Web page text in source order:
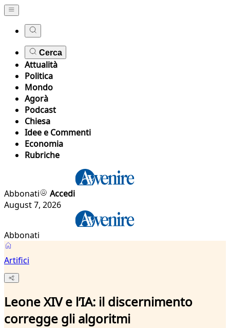
Cerca
Attualità
Politica
Mondo
Agorà
Podcast
Chiesa
Idee e Commenti
Economia
Rubriche
Abbonati
Accedi
August 7, 2026
Abbonati
Artifici
Leone XIV e l’IA: il discernimento
corregge gli algoritmi